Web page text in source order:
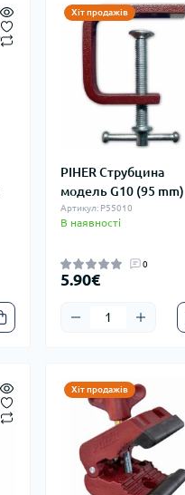
Хіт продажів
PIHER Струбцина
модель G10 (95 mm)
Артикул: P55010
В наявності
0
5.90€
Хіт продажів